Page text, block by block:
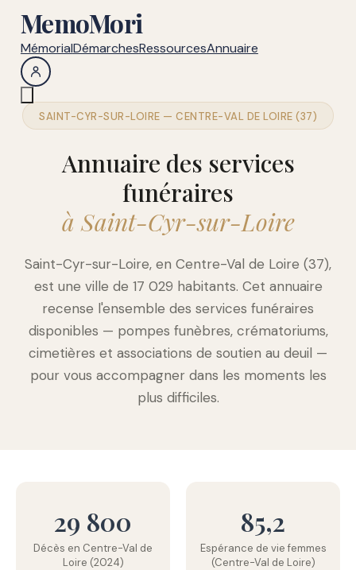
MemoMori
MémorialDémarchesRessourcesAnnuaire
SAINT-CYR-SUR-LOIRE — CENTRE-VAL DE LOIRE (37)
Annuaire des services
funéraires
à Saint-Cyr-sur-Loire
Saint-Cyr-sur-Loire, en Centre-Val de Loire (37),
est une ville de 17 029 habitants. Cet annuaire
recense l'ensemble des services funéraires
disponibles — pompes funèbres, crématoriums,
cimetières et associations de soutien au deuil —
pour vous accompagner dans les moments les
plus difficiles.
29 800
Décès en Centre-Val de
Loire (2024)
85,2
Espérance de vie femmes
(Centre-Val de Loire)